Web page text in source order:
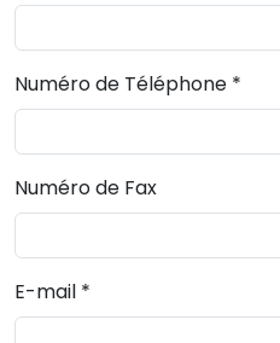
Numéro de Téléphone *
Numéro de Fax
E-mail *